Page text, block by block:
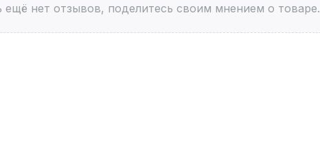
ещё нет отзывов, поделитесь своим мнением о товаре.